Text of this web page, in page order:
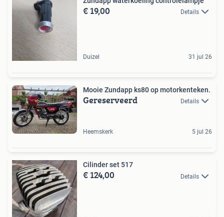
€ 19,00 Details
Duizel 31 jul 26
Mooie Zundapp ks80 op motorkenteken.
Gereserveerd Details
Heemskerk 5 jul 26
Cilinder set 517
€ 124,00 Details